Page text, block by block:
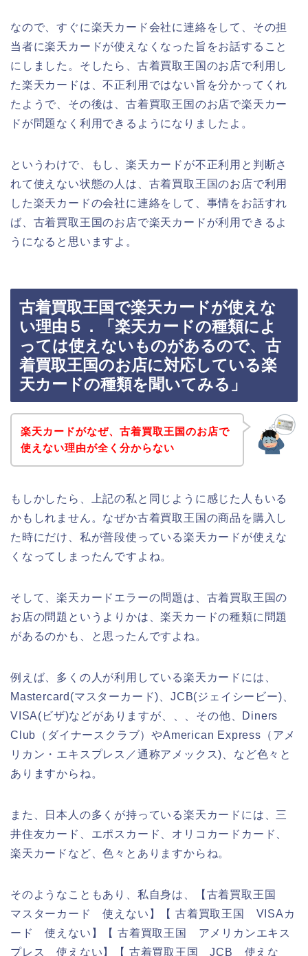
なので、すぐに楽天カード会社に連絡をして、その担
当者に楽天カードが使えなくなった旨をお話すること
にしました。そしたら、古着買取王国のお店で利用し
た楽天カードは、不正利用ではない旨を分かってくれ
たようで、その後は、古着買取王国のお店で楽天カー
ドが問題なく利用できるようになりましたよ。
というわけで、もし、楽天カードが不正利用と判断さ
れて使えない状態の人は、古着買取王国のお店で利用
した楽天カードの会社に連絡をして、事情をお話すれ
ば、古着買取王国のお店で楽天カードが利用できるよ
うになると思いますよ。
古着買取王国で楽天カードが使えな
い理由５．「楽天カードの種類によ
っては使えないものがあるので、古
着買取王国のお店に対応している楽
天カードの種類を聞いてみる」
楽天カードがなぜ、古着買取王国のお店で
使えない理由が全く分からない
もしかしたら、上記の私と同じように感じた人もいる
かもしれません。なぜか古着買取王国の商品を購入し
た時にだけ、私が普段使っている楽天カードが使えな
くなってしまったんですよね。
そして、楽天カードエラーの問題は、古着買取王国の
お店の問題というよりかは、楽天カードの種類に問題
があるのかも、と思ったんですよね。
例えば、多くの人が利用している楽天カードには、
Mastercard(マスターカード)、JCB(ジェイシービー)、
VISA(ビザ)などがありますが、、、その他、Diners
Club（ダイナースクラブ）やAmerican Express（アメ
リカン・エキスプレス／通称アメックス)、など色々と
ありますからね。
また、日本人の多くが持っている楽天カードには、三
井住友カード、エポスカード、オリコカードカード、
楽天カードなど、色々とありますからね。
そのようなこともあり、私自身は、【古着買取王国
マスターカード 使えない】【 古着買取王国 VISAカ
ード 使えない】【 古着買取王国 アメリカンエキス
プレス 使えない】【 古着買取王国 JCB 使えな